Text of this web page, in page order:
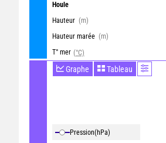
Houle
Hauteur (m)
Hauteur marée (m)
T° mer (°C)
Graphe Tableau
Pression(hPa)